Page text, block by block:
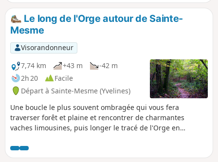
lignes droites sur ce parcours, qui est essentiellement plat.
Quelques étangs sont notables en fin de parcours, comme
l’Étang de la Tour et l’Étang d'Or.
Le long de l'Orge autour de Sainte-
Mesme
Visorandonneur
7,74 km
+43 m
-42 m
2h 20
Facile
Départ à Sainte-Mesme (Yvelines)
Une boucle le plus souvent ombragée qui vous fera
traverser forêt et plaine et rencontrer de charmantes
vaches limousines, puis longer le tracé de l'Orge en